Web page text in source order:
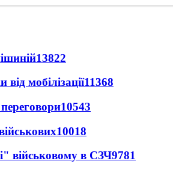
13822
мобілізації11368
10543
10018
військовому в СЗЧ9781